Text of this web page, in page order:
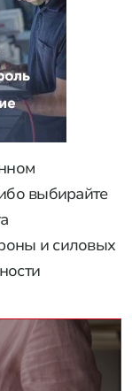
выбирайте
и силовых